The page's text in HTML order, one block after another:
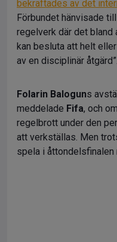
bekräftades av det
Förbundet hänvisade
regelverk där det bland
kan besluta att helt
av en disciplinär åtgärd”.
Folarin Baloguns
meddelade Fifa, och
regelbrott under den
att verkställas. Men
spela i åttondelsfinalen